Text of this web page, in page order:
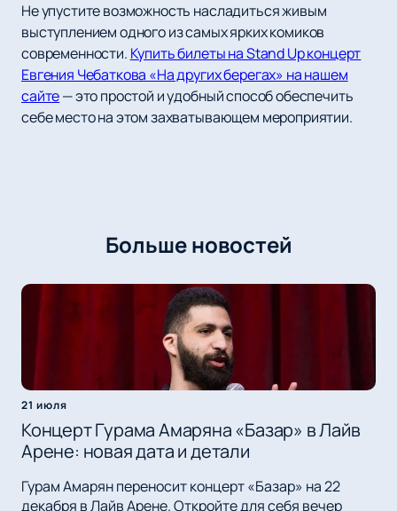
Не упустите возможность насладиться живым
выступлением одного из самых ярких комиков
современности. Купить билеты на Stand Up концерт
Евгения Чебаткова «На других берегах» на нашем
сайте— это простой и удобный способ обеспечить
себе место на этом захватывающем мероприятии.
Больше новостей
21 июля
Концерт Гурама Амаряна «Базар» в Лайв
Арене: новая дата и детали
Гурам Амарян переносит концерт «Базар» на 22
декабря в Лайв Арене. Откройте для себя вечер